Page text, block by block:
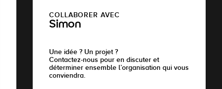
COLLABORER AVEC
Simon
Une idée ? Un projet ?
Contactez-nous pour en discuter et
déterminer ensemble l’organisation qui vous
conviendra.